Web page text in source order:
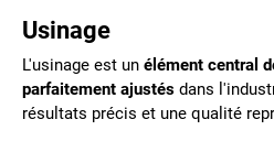
Usinage
L'usinage est un élément central
parfaitement ajustés dans
résultats précis et une qualité